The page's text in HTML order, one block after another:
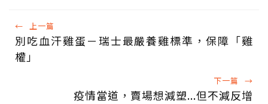
← 上一篇
別吃血汗雞蛋－瑞士最嚴養雞標準，保障「雞
權」
下一篇 →
疫情當道，賣場想減塑...但不減反增